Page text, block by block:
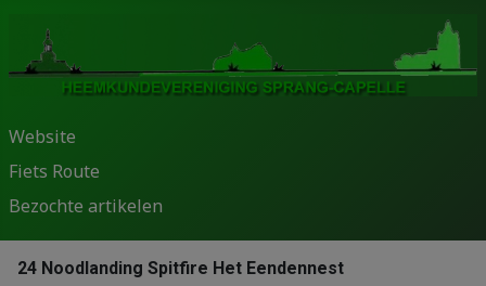
Website
Fiets Route
Bezochte artikelen
24 Noodlanding Spitfire Het Eendennest